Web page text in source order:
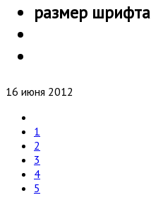
размер шрифта
16 июня 2012
1
2
3
4
5